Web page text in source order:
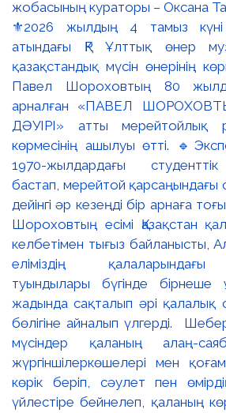
⚜️2026 жылдың 4 тамыз күні
атындағы ҚР Ұлттық өнер
қазақстандық мүсін өнерінің
Павел Шороховтың 80
арналған «ПАВЕЛ
ДӘУІРІ» атты мерейтойлық
көрмесінің ашылуы өтті.
1970-жылдардағы
бастап, мерейтой қарсаңындағы
дейінгі әр кезеңді бір арнаға
Шороховтың есімі Қазақстан
келбетімен тығыз байланысты,
еліміздің
туындылары бүгінде бірнеше
жадында сақталып әрі қалалық
бөлігіне айналып үлгерді.
мүсіндер қаланың алаң-
жүргіншілеркөшелері мен
көрік беріп, сәулет пен
үйлестіре бейнелеп, қаланың